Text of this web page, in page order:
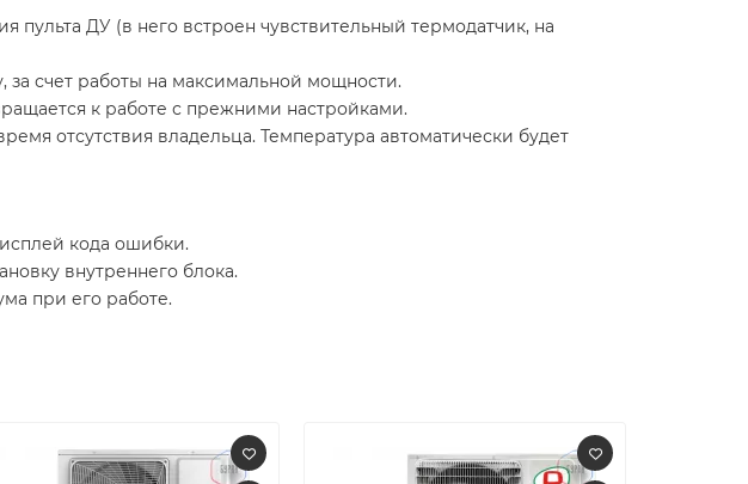
ДУ (в него встроен чувствительный термодатчик, на
счет работы на максимальной мощности.
к работе с прежними настройками.
отсутствия владельца. Температура автоматически будет
кода ошибки.
внутреннего блока.
при его работе.